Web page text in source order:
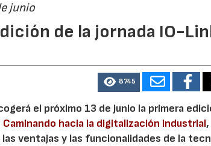
junio
de la jornada IO-
8745
el próximo 13 de junio la primera
Caminando hacia la digitalización industrial
ventajas y las funcionalidades de la